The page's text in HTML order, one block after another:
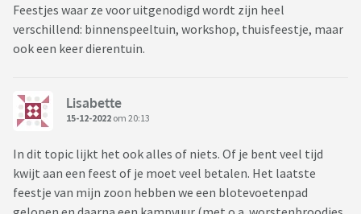
Feestjes waar ze voor uitgenodigd wordt zijn heel
verschillend: binnenspeeltuin, workshop, thuisfeestje, maar
ook een keer dierentuin.
Lisabette
15-12-2022 om 20:13
In dit topic lijkt het ook alles of niets. Of je bent veel tijd
kwijt aan een feest of je moet veel betalen. Het laatste
feestje van mijn zoon hebben we een blotevoetenpad